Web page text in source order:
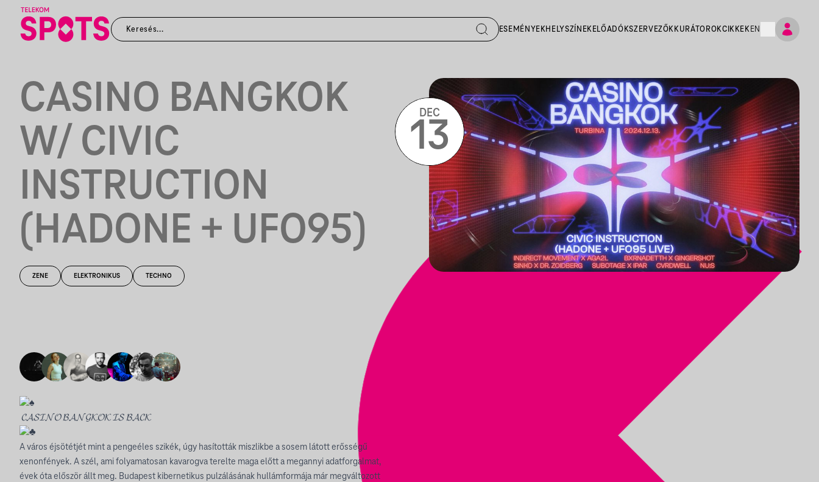
ESEMÉNYEKHELYSZÍNEK ELŐADÓKSZERVEZŐK KURÁTOROKCIKKEK EN
CASINO BANGKOK
W/ CIVIC
INSTRUCTION
(HADONE + UFO95)
ZENE ELEKTRONIKUS TECHNO
𝓒𝓐𝓢𝓘𝓝𝓞 𝓑𝓐𝓝𝓖𝓚𝓞𝓚 𝓘𝓢 𝓑𝓐𝓒𝓚
A város éjsötétjét mint a pengeéles szikék, úgy hasították miszlikbe a sosem látott erősségű
xenonfények. A szél, ami folyamatosan kavarogva terelte maga előtt a megannyi adatforgalmat,
évek óta először állt meg. Budapest kibernetikus pulzálásának hullámformája már megváltozott
DEC
13